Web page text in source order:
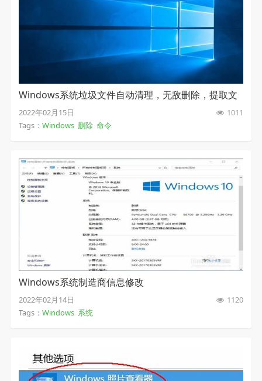
Windows系统垃圾文件自动清理，无敌删除，提取文
件名命令
2022年02月15日
1011
Tags： Windows 删除 命令
Windows系统制造商信息修改
2022年02月14日
1120
Tags： Windows 系统